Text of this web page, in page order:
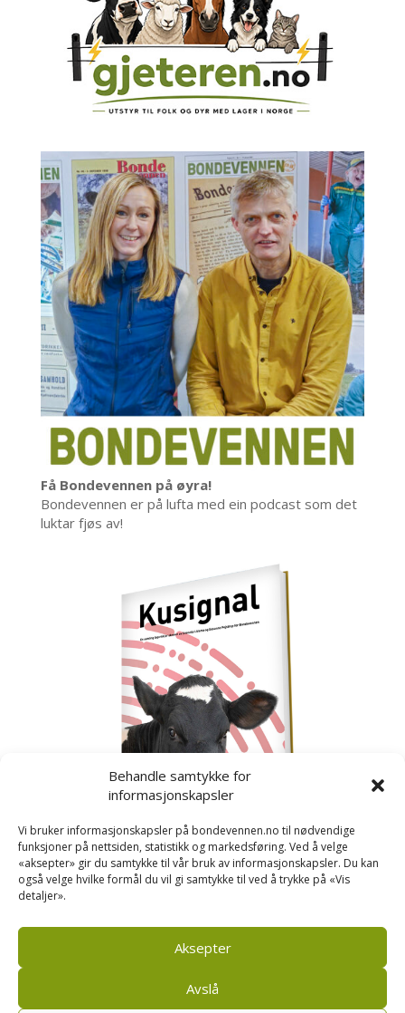
Behandle samtykke for
informasjonskapsler
Vi bruker informasjonskapsler på bondevennen.no til nødvendige
funksjoner på nettsiden, statistikk og markedsføring. Ved å velge
«aksepter» gir du samtykke til vår bruk av informasjonskapsler. Du kan
også velge hvilke formål du vil gi samtykke til ved å trykke på «Vis
detaljer».
Aksepter
Avslå
Få Bondevennen på øyra!
Bondevennen er på lufta med ein podcast som det
luktar fjøs av!
Kusignal